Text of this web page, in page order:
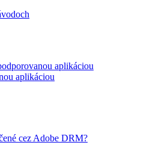
aplikáciou
aplikáciou
cez Adobe DRM?